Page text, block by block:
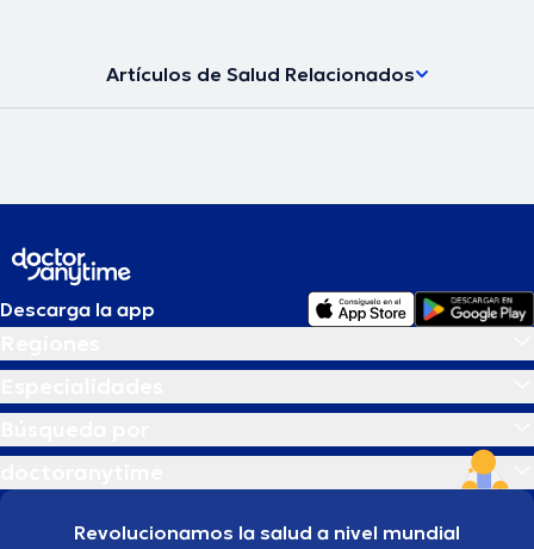
Artículos de Salud Relacionados
Descarga la app
Revolucionamos la salud a nivel mundial